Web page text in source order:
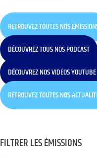
RETROUVEZ TOUTES NOS
DÉCOUVREZ TOUS NOS PODCAST
DÉCOUVREZ NOS VIDÉOS YOUTUBE
RETROUVEZ TOUTES NOS
FILTRER LES ÉMISSIONS